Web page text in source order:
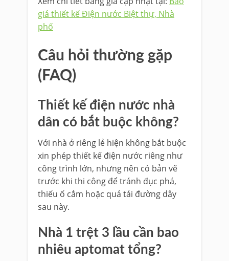
giá thiết kế Điện nước Biệt thự, Nhà
phố
Câu hỏi thường gặp
(FAQ)
Thiết kế điện nước nhà
dân có bắt buộc không?
Với nhà ở riêng lẻ hiện không bắt buộc
xin phép thiết kế điện nước riêng như
công trình lớn, nhưng nên có bản vẽ
trước khi thi công để tránh đục phá,
thiếu ổ cắm hoặc quá tải đường dây
sau này.
Nhà 1 trệt 3 lầu cần bao
nhiêu aptomat tổng?